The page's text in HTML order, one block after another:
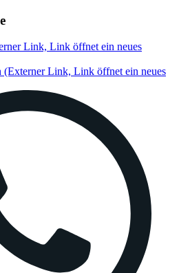
Link, Link öffnet ein neues
(Externer Link, Link öffnet ein neues